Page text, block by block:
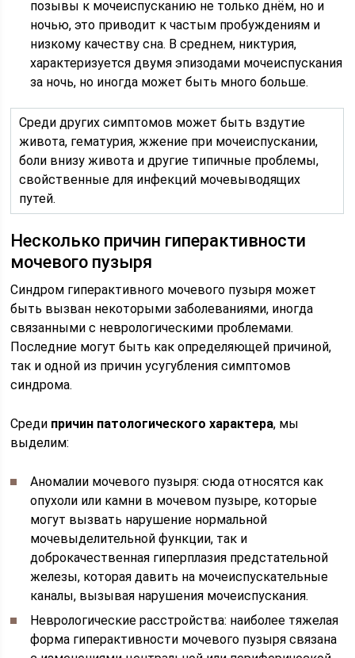
позывы к мочеиспусканию не только днём, но и
ночью, это приводит к частым пробуждениям и
низкому качеству сна. В среднем, никтурия,
характеризуется двумя эпизодами мочеиспускания
за ночь, но иногда может быть много больше.
Среди других симптомов может быть вздутие
живота, гематурия, жжение при мочеиспускании,
боли внизу живота и другие типичные проблемы,
свойственные для инфекций мочевыводящих
путей.
Несколько причин гиперактивности
мочевого пузыря
Синдром гиперактивного мочевого пузыря может
быть вызван некоторыми заболеваниями, иногда
связанными с неврологическими проблемами.
Последние могут быть как определяющей причиной,
так и одной из причин усугубления симптомов
синдрома.
Среди причин патологического характера, мы
выделим:
Аномалии мочевого пузыря: сюда относятся как
опухоли или камни в мочевом пузыре, которые
могут вызвать нарушение нормальной
мочевыделительной функции, так и
доброкачественная гиперплазия предстательной
железы, которая давить на мочеиспускательные
каналы, вызывая нарушения мочеиспускания.
Неврологические расстройства: наиболее тяжелая
форма гиперактивности мочевого пузыря связана